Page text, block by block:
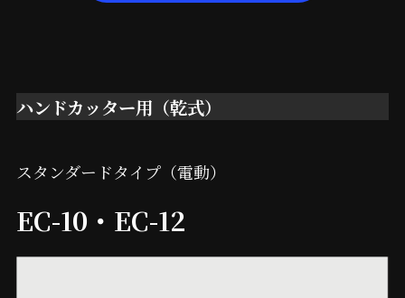
ハンドカッター用（乾式）
スタンダードタイプ（電動）
EC-10・EC-12